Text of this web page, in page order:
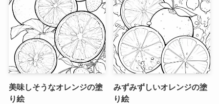
美味しそうなオレンジの塗
り絵
みずみずしいオレンジの塗
り絵